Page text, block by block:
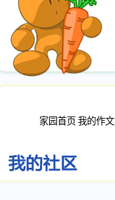
家园首页 我的作文